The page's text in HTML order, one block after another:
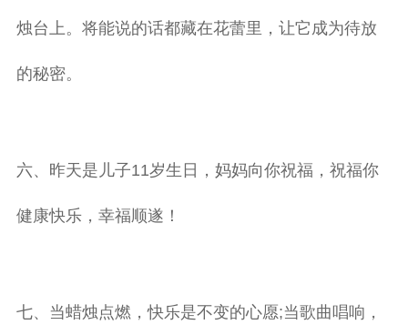
烛台上。将能说的话都藏在花蕾里，让它成为待放
的秘密。
六、昨天是儿子11岁生日，妈妈向你祝福，祝福你
健康快乐，幸福顺遂！
七、当蜡烛点燃，快乐是不变的心愿;当歌曲唱响，